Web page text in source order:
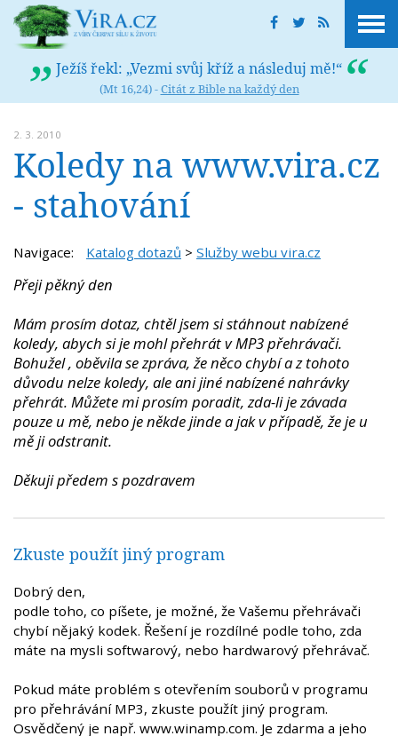
Ježíš řekl: „Vezmi svůj kříž a následuj mě!“
(Mt 16,24) -Citát z Bible na každý den
2. 3. 2010
Koledy na www.vira.cz
- stahování
Navigace: Katalog dotazů > Služby webu vira.cz
Přeji pěkný den
Mám prosím dotaz, chtěl jsem si stáhnout nabízené
koledy, abych si je mohl přehrát v MP3 přehrávači.
Bohužel , oběvila se zpráva, že něco chybí a z tohoto
důvodu nelze koledy, ale ani jiné nabízené nahrávky
přehrát. Můžete mi prosím poradit, zda-li je závada
pouze u mě, nebo je někde jinde a jak v případě, že je u
mě ji odstranit.
Děkuji předem s pozdravem
Zkuste použít jiný program
Dobrý den,
podle toho, co píšete, je možné, že Vašemu přehrávači
chybí nějaký kodek. Řešení je rozdílné podle toho, zda
máte na mysli softwarový, nebo hardwarový přehrávač.
Pokud máte problém s otevřením souborů v programu
pro přehrávání MP3, zkuste použít jiný program.
Osvědčený je např. www.winamp.com. Je zdarma a jeho